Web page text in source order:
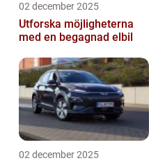
02 december 2025
Utforska möjligheterna
med en begagnad elbil
02 december 2025